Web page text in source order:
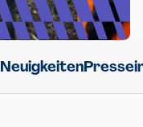
Neuigkeiten